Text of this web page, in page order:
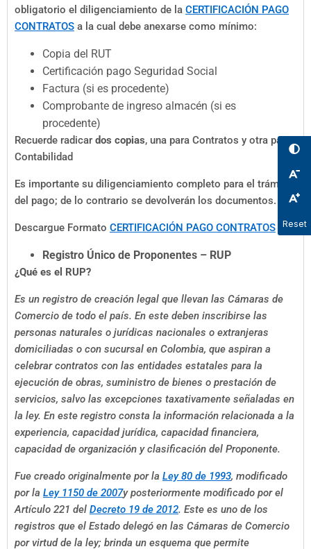
Reset
obligatorio el diligenciamiento de la CERTIFICACIÓN PAGO
CONTRATOS a la cual debe anexarse como mínimo:
Copia del RUT
Certificación pago Seguridad Social
Factura (si es procedente)
Comprobante de ingreso almacén (si es
procedente)
Recuerde radicar dos copias, una para Contratos y otra para
Contabilidad
Es importante su diligenciamiento completo para el trámite
del pago; de lo contrario se devolverán los documentos.
Descargue Formato CERTIFICACIÓN PAGO CONTRATOS
Registro Único de Proponentes – RUP
¿Qué es el RUP?
Es un registro de creación legal que llevan las Cámaras de
Comercio de todo el país. En este deben inscribirse las
personas naturales o jurídicas nacionales o extranjeras
domiciliadas o con sucursal en Colombia, que aspiran a
celebrar contratos con las entidades estatales para la
ejecución de obras, suministro de bienes o prestación de
servicios, salvo las excepciones taxativamente señaladas en
la ley. En este registro consta la información relacionada a la
experiencia, capacidad jurídica, capacidad financiera,
capacidad de organización y clasificación del Proponente.
Fue creado originalmente por la Ley 80 de 1993, modificado
por la Ley 1150 de 2007y posteriormente modificado por el
Artículo 221 del Decreto 19 de 2012. Este es uno de los
registros que el Estado delegó en las Cámaras de Comercio
por virtud de la ley; brinda un esquema que permite